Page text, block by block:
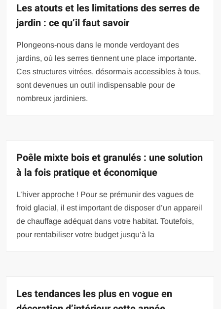
Les atouts et les limitations des serres de
jardin : ce qu’il faut savoir
Plongeons-nous dans le monde verdoyant des
jardins, où les serres tiennent une place importante.
Ces structures vitrées, désormais accessibles à tous,
sont devenues un outil indispensable pour de
nombreux jardiniers.
Poêle mixte bois et granulés : une solution
à la fois pratique et économique
L’hiver approche ! Pour se prémunir des vagues de
froid glacial, il est important de disposer d’un appareil
de chauffage adéquat dans votre habitat. Toutefois,
pour rentabiliser votre budget jusqu’à la
Les tendances les plus en vogue en